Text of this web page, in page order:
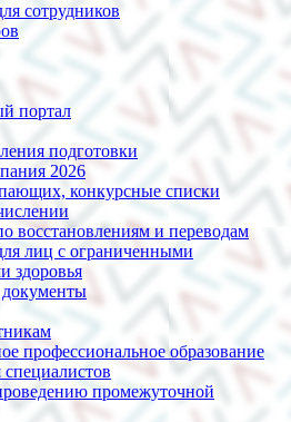
сотрудников
портал
подготовки
2026
конкурсные списки
восстановлениям и переводам
лиц с ограниченными
здоровья
профессиональное образование
промежуточной